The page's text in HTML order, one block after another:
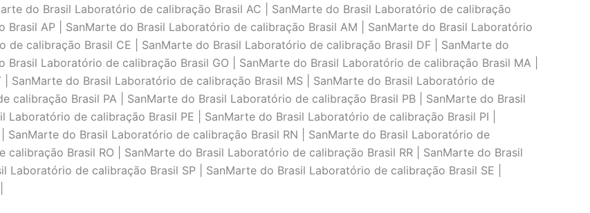
do Brasil Laboratório de calibraçāo Brasil AC | SanMarte do Brasil Laboratório de calibraçāo
AP | SanMarte do Brasil Laboratório de calibraçāo Brasil AM | SanMarte do Brasil Laboratório
de calibraçāo Brasil CE | SanMarte do Brasil Laboratório de calibraçāo Brasil DF | SanMarte do
Laboratório de calibraçāo Brasil GO | SanMarte do Brasil Laboratório de calibraçāo Brasil MA |
SanMarte do Brasil Laboratório de calibraçāo Brasil MS | SanMarte do Brasil Laboratório de
calibraçāo Brasil PA | SanMarte do Brasil Laboratório de calibraçāo Brasil PB | SanMarte do Brasil
de calibraçāo Brasil PE | SanMarte do Brasil Laboratório de calibraçāo Brasil PI |
do Brasil Laboratório de calibraçāo Brasil RN | SanMarte do Brasil Laboratório de
Brasil RO | SanMarte do Brasil Laboratório de calibraçāo Brasil RR | SanMarte do Brasil
de calibraçāo Brasil SP | SanMarte do Brasil Laboratório de calibraçāo Brasil SE |